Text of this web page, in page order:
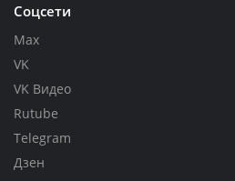
Соцсети
Max
VK
VK Видео
Rutube
Telegram
Дзен